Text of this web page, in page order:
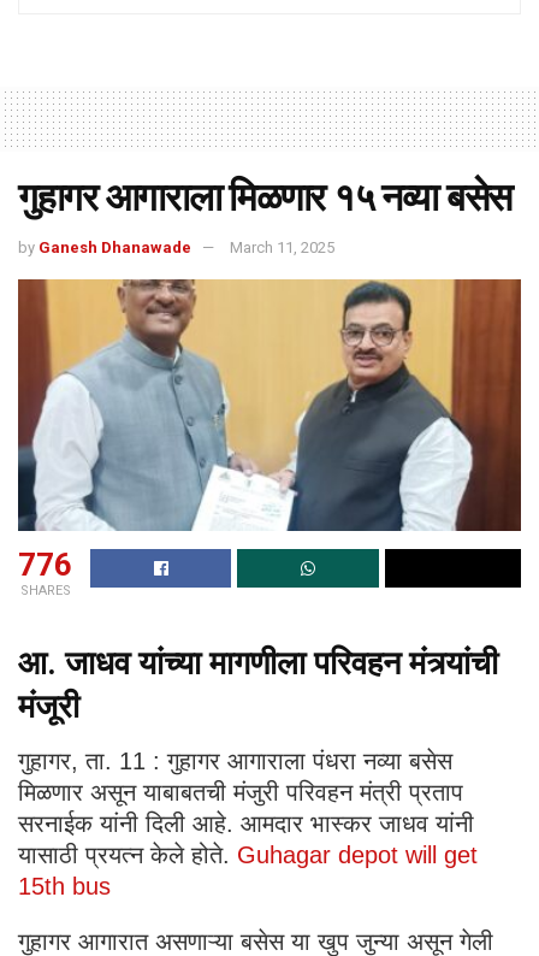
गुहागर आगाराला मिळणार १५ नव्या बसेस
by Ganesh Dhanawade March 11, 2025
776
SHARES
आ. जाधव यांच्या मागणीला परिवहन मंत्र्यांची
मंजूरी
गुहागर, ता. 11 : गुहागर आगाराला पंधरा नव्या बसेस
मिळणार असून याबाबतची मंजुरी परिवहन मंत्री प्रताप
सरनाईक यांनी दिली आहे. आमदार भास्कर जाधव यांनी
यासाठी प्रयत्न केले होते. Guhagar depot will get
15th bus
गुहागर आगारात असणाऱ्या बसेस या खुप जुन्या असून गेली